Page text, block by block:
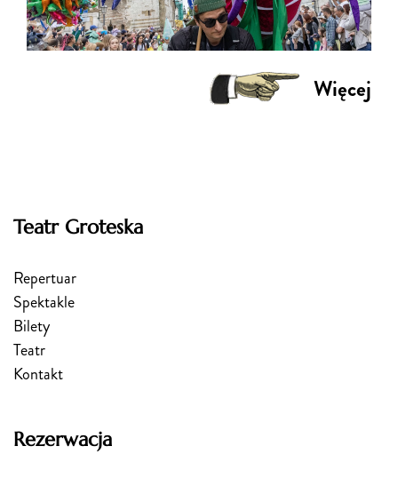
Więcej
Teatr Groteska
Repertuar
Spektakle
Bilety
Teatr
Kontakt
Rezerwacja